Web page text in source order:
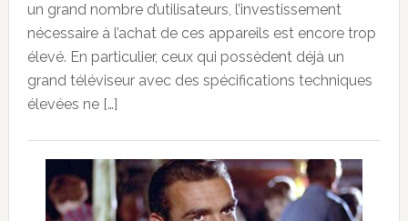
un grand nombre d’utilisateurs, l’investissement
nécessaire à l’achat de ces appareils est encore trop
élevé. En particulier, ceux qui possèdent déjà un
grand téléviseur avec des spécifications techniques
élevées ne […]